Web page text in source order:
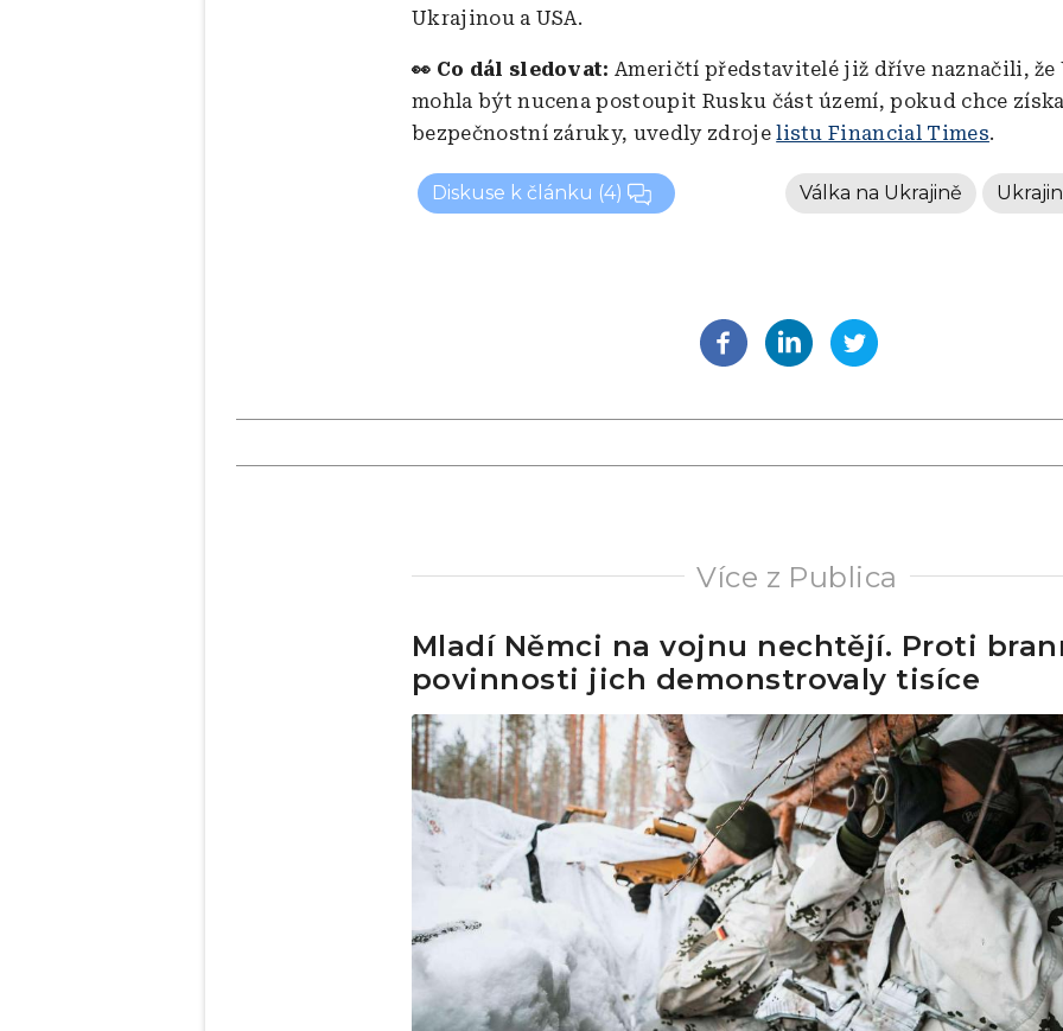
Ukrajinou a USA.
👀 Co dál sledovat: Američtí představitelé již dříve naznačili,
mohla být nucena postoupit Rusku část území, pokud chce
bezpečnostní záruky, uvedly zdrojelistu Financial Times.
Diskuse k článku (4) Válka na Ukrajině
Více z Publica
Mladí Němci na vojnu nechtějí. Proti
povinnosti jich demonstrovaly tisíce